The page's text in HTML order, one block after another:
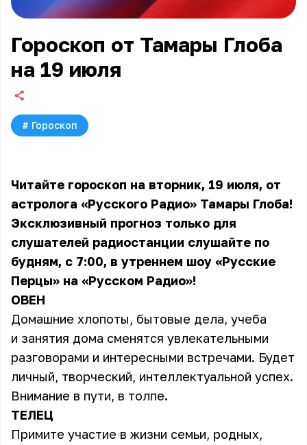
Гороскоп от Тамары Глоба
на 19 июля
# Гороскоп
Читайте гороскоп на вторник, 19 июля, от
астролога «Русского Радио» Тамары Глоба!
Эксклюзивный прогноз только для
слушателей радиостанции слушайте по
будням, с 7:00, в утреннем шоу «Русские
Перцы» на «Русском Радио»!
ОВЕН
Домашние хлопоты, бытовые дела, учеба
и занятия дома сменятся увлекательными
разговорами и интересными встречами. Будет
личный, творческий, интеллектуальной успех.
Внимание в пути, в толпе.
ТЕЛЕЦ
Примите участие в жизни семьи, родных,